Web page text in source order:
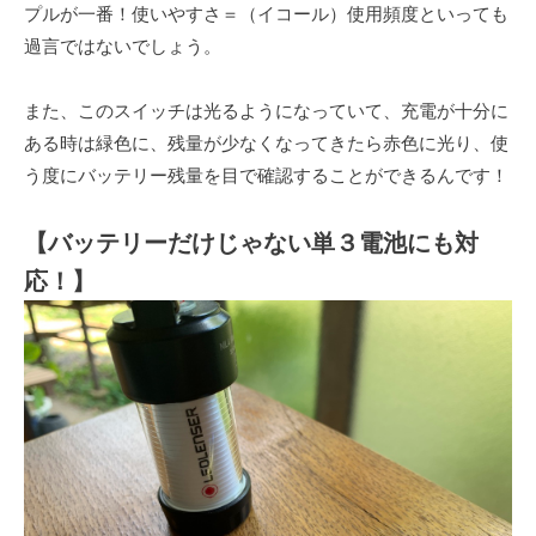
プルが一番！使いやすさ＝（イコール）使用頻度といっても
過言ではないでしょう。
また、このスイッチは光るようになっていて、充電が十分に
ある時は緑色に、残量が少なくなってきたら赤色に光り、使
う度にバッテリー残量を目で確認することができるんです！
【バッテリーだけじゃない単３電池にも対
応！】